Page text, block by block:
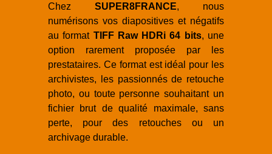
Chez SUPER8FRANCE, nous
numérisons vos diapositives et négatifs
au format TIFF Raw HDRi 64 bits, une
option rarement proposée par les
prestataires. Ce format est idéal pour les
archivistes, les passionnés de retouche
photo, ou toute personne souhaitant un
fichier brut de qualité maximale, sans
perte, pour des retouches ou un
archivage durable.